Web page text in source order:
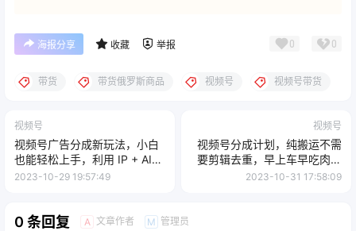
海报分享 收藏 举报 0 0
带货 带货俄罗斯商品 视频号 视频号带货
视频号
视频号广告分成新玩法，小白
也能轻松上手，利用 IP + AI
自动化，轻松月入五位数
2023-10-29 19:57:49
视频号
视频号分成计划，纯搬运不需
要剪辑去重，早上车早吃肉，
月入 1-2k 没有问题
2023-10-31 17:58:09
0 条回复 A 文章作者 M 管理员